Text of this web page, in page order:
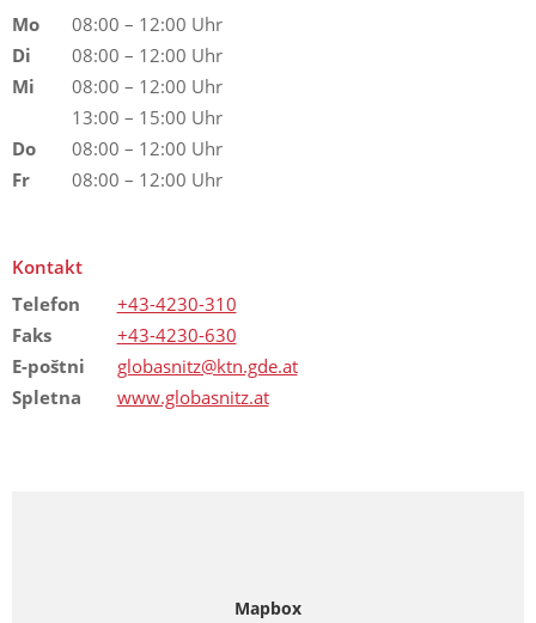
Mo
08:00 – 12:00 Uhr
Di
08:00 – 12:00 Uhr
Mi
08:00 – 12:00 Uhr
13:00 – 15:00 Uhr
Do
08:00 – 12:00 Uhr
Fr
08:00 – 12:00 Uhr
Kontakt
Telefon
+43-4230-310
Faks
+43-4230-630
E-poštni
globasnitz@ktn.gde.at
Spletna
www.globasnitz.at
Mapbox